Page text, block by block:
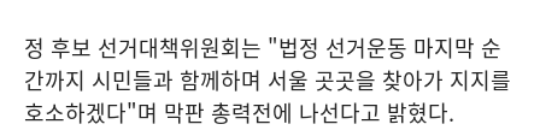
정 후보 선거대책위원회는 "법정 선거운동 마지막 순
간까지 시민들과 함께하며 서울 곳곳을 찾아가 지지를
호소하겠다"며 막판 총력전에 나선다고 밝혔다.